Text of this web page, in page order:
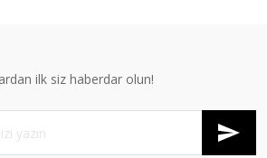
ilk siz haberdar olun!